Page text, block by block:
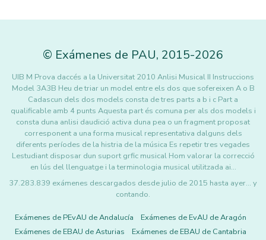
© Exámenes de PAU, 2015-2026
UIB M Prova daccés a la Universitat 2010 Anlisi Musical II Instruccions
Model 3A3B Heu de triar un model entre els dos que sofereixen A o B
Cadascun dels dos models consta de tres parts a b i c Part a
qualificable amb 4 punts Aquesta part és comuna per als dos models i
consta duna anlisi daudició activa duna pea o un fragment proposat
corresponent a una forma musical representativa dalguns dels
diferents períodes de la histria de la música Es repetir tres vegades
Lestudiant disposar dun suport grfic musical Hom valorar la correcció
en lús del llenguatge i la terminologia musical utilitzada ai…
37.283.839 exámenes descargados desde julio de 2015 hasta ayer... y
contando.
Exámenes de PEvAU de Andalucía
Exámenes de EvAU de Aragón
Exámenes de EBAU de Asturias
Exámenes de EBAU de Cantabria